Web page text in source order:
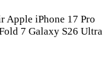
Apple iPhone 17 Pro
7 Galaxy S26 Ultra